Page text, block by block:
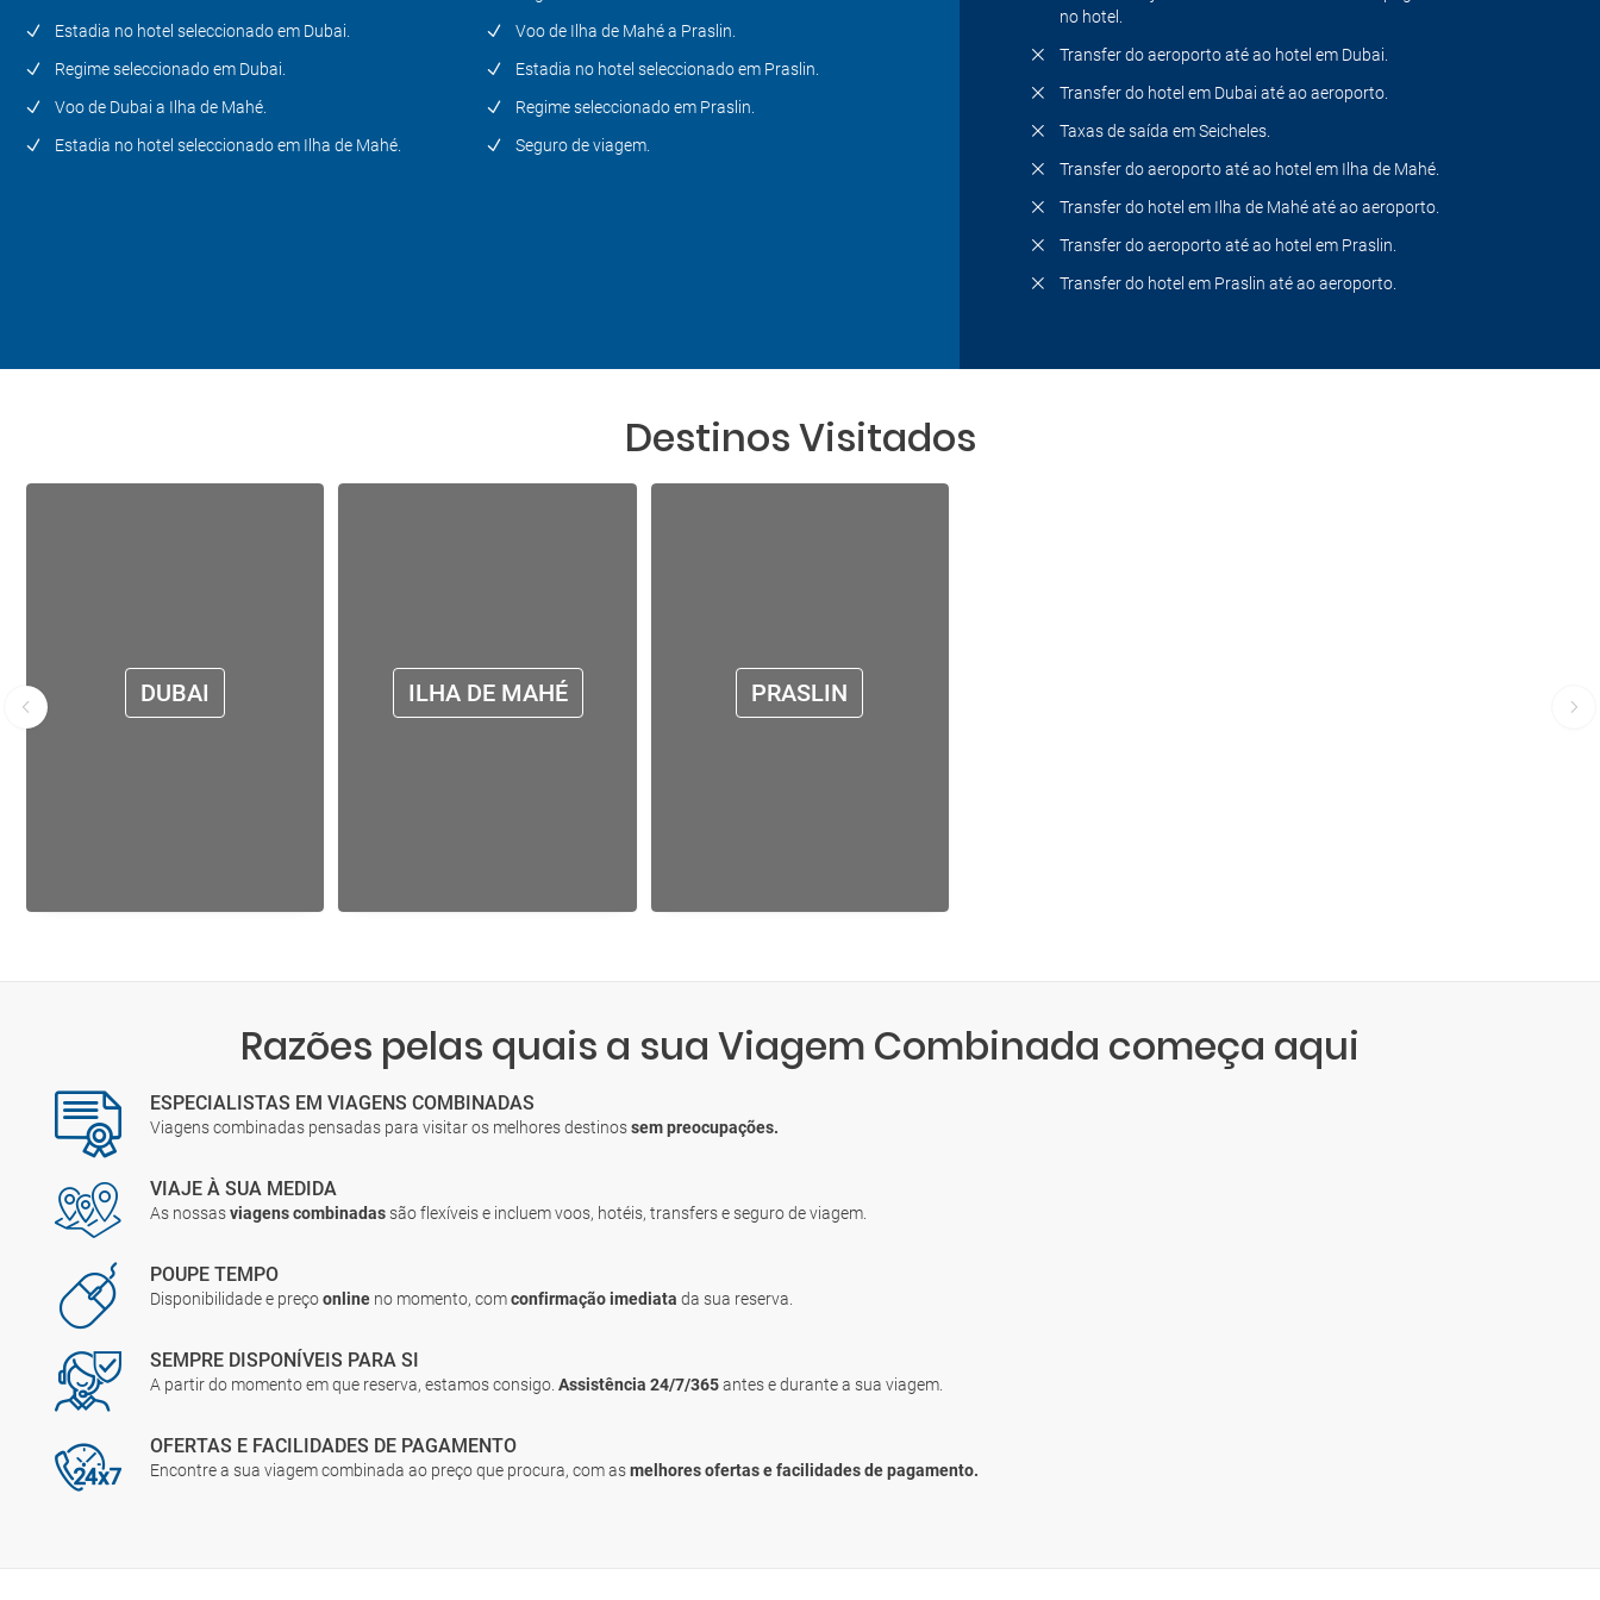
Estadia no hotel seleccionado em Dubai.
Regime seleccionado em Dubai.
Voo de Dubai a Ilha de Mahé.
Estadia no hotel seleccionado em Ilha de Mahé.
Voo de Ilha de Mahé a Praslin.
Estadia no hotel seleccionado em Praslin.
Regime seleccionado em Praslin.
Seguro de viagem.
no hotel.
Transfer do aeroporto até ao hotel em Dubai.
Transfer do hotel em Dubai até ao aeroporto.
Taxas de saída em Seicheles.
Transfer do aeroporto até ao hotel em Ilha de Mahé.
Transfer do hotel em Ilha de Mahé até ao aeroporto.
Transfer do aeroporto até ao hotel em Praslin.
Transfer do hotel em Praslin até ao aeroporto.
Destinos Visitados
DUBAI ILHA DE MAHÉ PRASLIN
Razões pelas quais a sua Viagem Combinada começa aqui
ESPECIALISTAS EM VIAGENS COMBINADAS
Viagens combinadas pensadas para visitar os melhores destinossem preocupações.
VIAJE À SUA MEDIDA
As nossasviagens combinadas são flexíveis e incluem voos, hotéis, transfers e seguro de viagem.
POUPE TEMPO
Disponibilidade e preçoonline no momento, comconfirmação imediata da sua reserva.
SEMPRE DISPONÍVEIS PARA SI
A partir do momento em que reserva, estamos consigo.Assistência 24/7/365antes e durante a sua viagem.
OFERTAS E FACILIDADES DE PAGAMENTO
Encontre a sua viagem combinada ao preço que procura, com asmelhores ofertas e facilidades de pagamento.